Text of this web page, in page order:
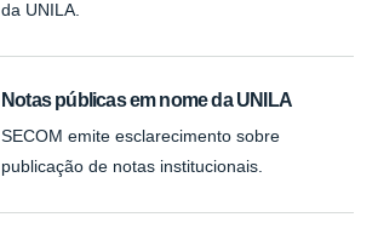
da UNILA.
Notas públicas em nome da UNILA
SECOM emite esclarecimento sobre
publicação de notas institucionais.